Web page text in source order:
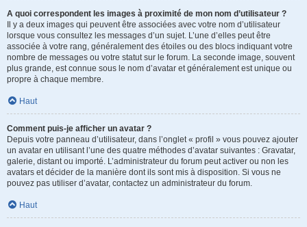
A quoi correspondent les images à proximité de mon nom d’utilisateur ?
Il y a deux images qui peuvent être associées avec votre nom d’utilisateur
lorsque vous consultez les messages d’un sujet. L’une d’elles peut être
associée à votre rang, généralement des étoiles ou des blocs indiquant votre
nombre de messages ou votre statut sur le forum. La seconde image, souvent
plus grande, est connue sous le nom d’avatar et généralement est unique ou
propre à chaque membre.
Haut
Comment puis-je afficher un avatar ?
Depuis votre panneau d’utilisateur, dans l’onglet « profil » vous pouvez ajouter
un avatar en utilisant l’une des quatre méthodes d’avatar suivantes : Gravatar,
galerie, distant ou importé. L’administrateur du forum peut activer ou non les
avatars et décider de la manière dont ils sont mis à disposition. Si vous ne
pouvez pas utiliser d’avatar, contactez un administrateur du forum.
Haut